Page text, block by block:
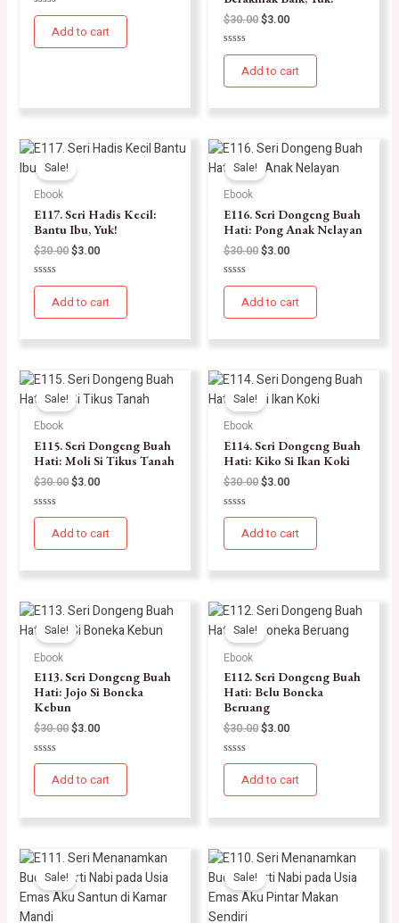
Rated
of
Add to cart
$30.00$3.00
Rated
of
Add to cart
Sale!
Ebook
E117. Seri Hadis Kecil:
Bantu Ibu, Yuk!
$30.00$3.00
Rated
of
Add to cart
Sale!
Ebook
E116. Seri Dongeng Buah
Hati: Pong Anak Nelayan
$30.00$3.00
Rated
of
Add to cart
Sale!
Ebook
E115. Seri Dongeng Buah
Hati: Moli Si Tikus Tanah
$30.00$3.00
Rated
of
Add to cart
Sale!
Ebook
E114. Seri Dongeng Buah
Hati: Kiko Si Ikan Koki
$30.00$3.00
Rated
of
Add to cart
Sale!
Ebook
E113. Seri Dongeng Buah
Hati: Jojo Si Boneka
Kebun
$30.00$3.00
Rated
of
Add to cart
Sale!
Ebook
E112. Seri Dongeng Buah
Hati: Belu Boneka
Beruang
$30.00$3.00
Rated
of
Add to cart
Sale! Sale!